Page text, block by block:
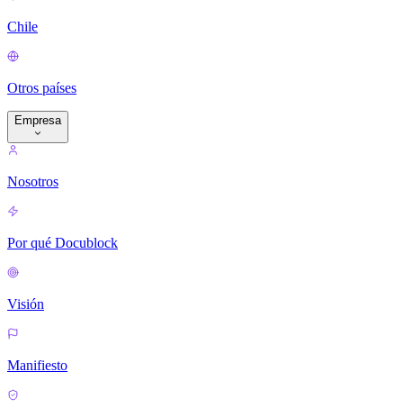
Chile
Otros países
Empresa
Nosotros
Por qué Docublock
Visión
Manifiesto